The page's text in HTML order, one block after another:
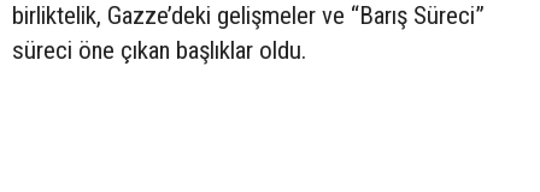
birliktelik, Gazze’deki gelişmeler ve “Barış Süreci”
süreci öne çıkan başlıklar oldu.